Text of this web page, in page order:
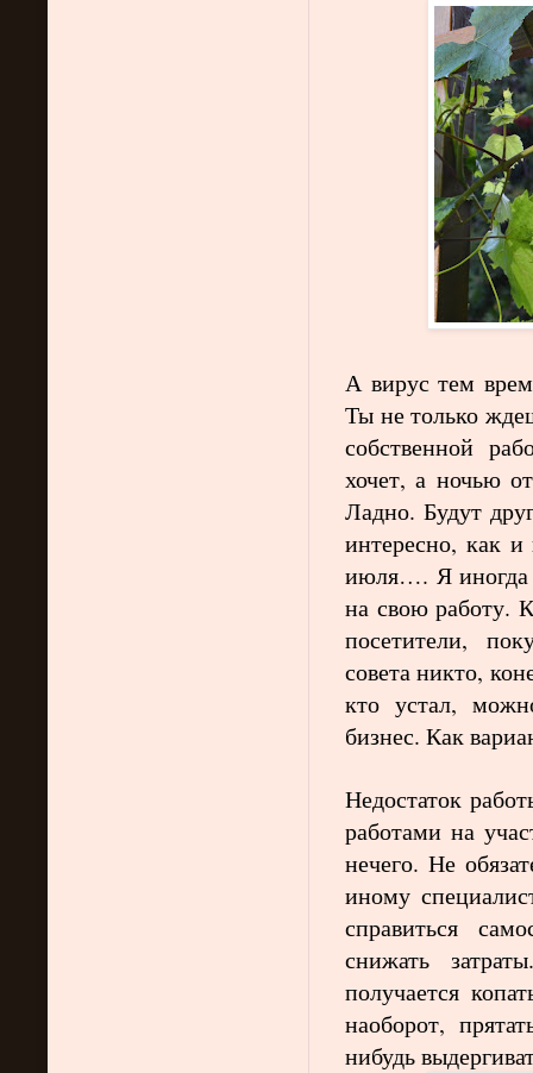
А вирус тем
Ты не только
собственной
хочет, а ночью
Ладно. Будут
интересно, как
июля…. Я иногда
на свою работу.
посетители,
совета никто,
кто устал,
бизнес. Как
Недостаток
работами на
нечего. Не
иному
справиться
снижать
получается
наоборот,
нибудь